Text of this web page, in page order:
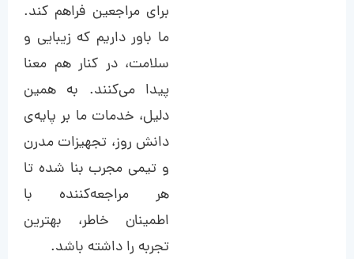
برای مراجعین فراهم کند.
ما باور داریم که زیبایی و
سلامت، در کنار هم معنا
پیدا می‌کنند. به همین
دلیل، خدمات ما بر پایه‌ی
دانش روز، تجهیزات مدرن
و تیمی مجرب بنا شده تا
هر مراجعه‌کننده با
اطمینان خاطر، بهترین
تجربه را داشته باشد.